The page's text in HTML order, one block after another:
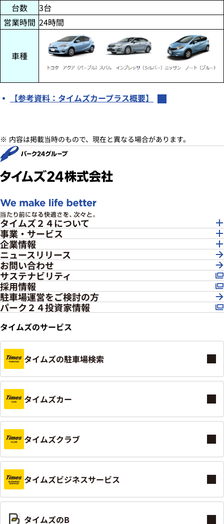
台数
3台
営業時間 24時間
車種
【参考資料：タイムズカープラス概要】
内容は掲載当時のもので、現在と異なる場合があります。
タイムズ２４について
事業・サービス
企業情報
ニュースリリース
お問い合わせ
サステナビリティ
採用情報
駐車場運営をご検討の方
パーク２４投資家情報
タイムズのサービス
タイムズの駐車場検索
タイムズカー
タイムズクラブ
タイムズビジネスサービス
タイムズのB